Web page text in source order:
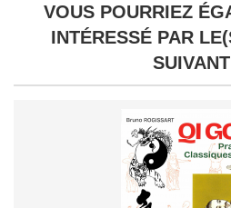
VOUS POURRIEZ
INTÉRESSÉ PAR